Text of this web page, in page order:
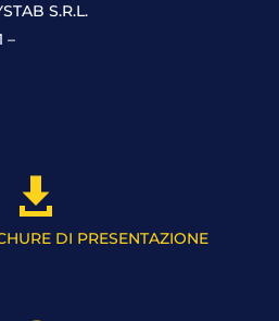
S.R.L.
–

DI PRESENTAZIONE